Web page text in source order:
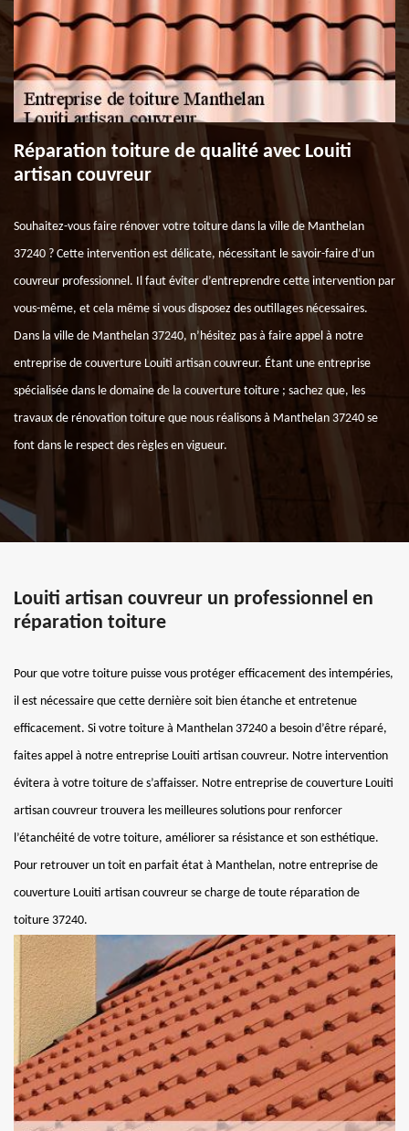
Réparation toiture de qualité avec Louiti
artisan couvreur
Souhaitez-vous faire rénover votre toiture dans la ville de Manthelan
37240 ? Cette intervention est délicate, nécessitant le savoir-faire d’un
couvreur professionnel. Il faut éviter d’entreprendre cette intervention par
vous-même, et cela même si vous disposez des outillages nécessaires.
Dans la ville de Manthelan 37240, n’hésitez pas à faire appel à notre
entreprise de couverture Louiti artisan couvreur. Étant une entreprise
spécialisée dans le domaine de la couverture toiture ; sachez que, les
travaux de rénovation toiture que nous réalisons à Manthelan 37240 se
font dans le respect des règles en vigueur.
Louiti artisan couvreur un professionnel en
réparation toiture
Pour que votre toiture puisse vous protéger efficacement des intempéries,
il est nécessaire que cette dernière soit bien étanche et entretenue
efficacement. Si votre toiture à Manthelan 37240 a besoin d’être réparé,
faites appel à notre entreprise Louiti artisan couvreur. Notre intervention
évitera à votre toiture de s’affaisser. Notre entreprise de couverture Louiti
artisan couvreur trouvera les meilleures solutions pour renforcer
l’étanchéité de votre toiture, améliorer sa résistance et son esthétique.
Pour retrouver un toit en parfait état à Manthelan, notre entreprise de
couverture Louiti artisan couvreur se charge de toute réparation de
toiture 37240.